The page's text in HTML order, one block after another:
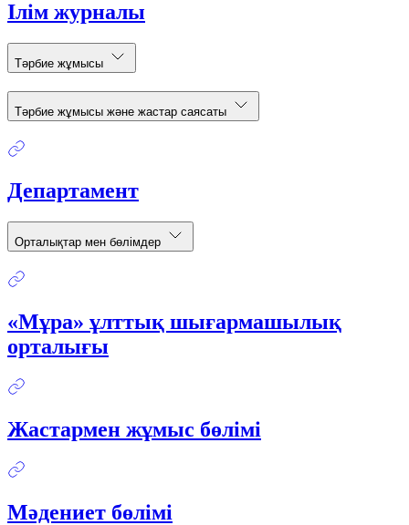
Ілім журналы
Тәрбие жұмысы
Тәрбие жұмысы және жастар саясаты
Департамент
Орталықтар мен бөлімдер
«Мұра» ұлттық шығармашылық
орталығы
Жастармен жұмыс бөлімі
Мәдениет бөлімі